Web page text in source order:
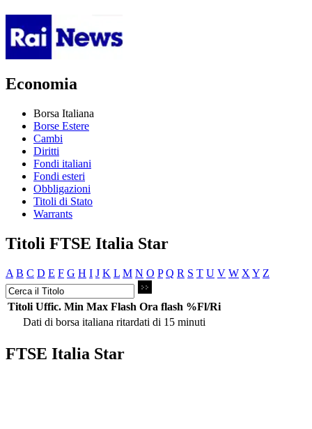
Economia
Borsa Italiana
Borse Estere
Cambi
Diritti
Fondi italiani
Fondi esteri
Obbligazioni
Titoli di Stato
Warrants
Titoli FTSE Italia Star
A B C D E F G H I J K L M N O P Q R S T U V W X Y Z
Titoli Uffic. Min Max Flash Ora flash %Fl/Ri
Dati di borsa italiana ritardati di 15 minuti
FTSE Italia Star